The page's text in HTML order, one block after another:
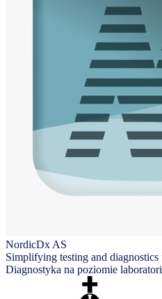
NordicDx AS
Simplifying testing and diagnostics
Diagnostyka na poziomie